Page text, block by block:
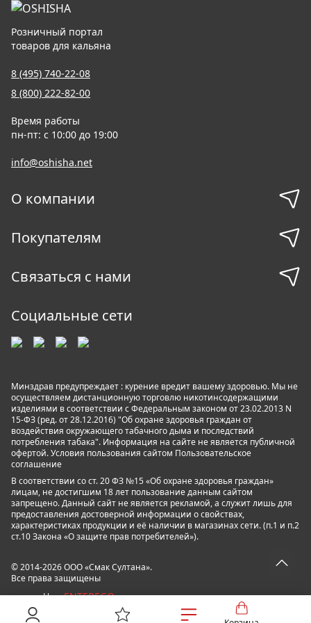
Розничный портал
товаров для кальяна
8 (495) 740-22-08
8 (800) 222-82-00
Время работы
пн-пт: с 10:00 до 19:00
info@oshisha.net
О компании
Покупателям
Связаться с нами
Социальные сети
Минздрав предупреждает : курение вредит вашему здоровью. Мы не
осуществляем дистанционную торговлю никотинсодержащими
изделиями в соответствии с Федеральным законом от 23.02.2013 N
15-ФЗ (ред. от 28.12.2016) "Об охране здоровья граждан от
воздействия окружающего табачного дыма и последствий
потребления табака". Информация на сайте не является публичной
офертой. Условия пользования сайтом Пользовательское
соглашение
В соответствии со ст. 20 ФЗ №15 «Об охране здоровья граждан»
лицам, не достигшим 18 лет пользование данным сайтом
запрещено. Данный сайт не является рекламой, а служит лишь для
предоставления достоверной информации о свойствах,
характеристиках продукции и её наличии в магазинах сети. (п.1 и п.2
ст.10 Закона «О защите прав потребителей»).
© 2014-2026 ООО «Смак Султана».
Все права защищены
powered by ENTEREGO